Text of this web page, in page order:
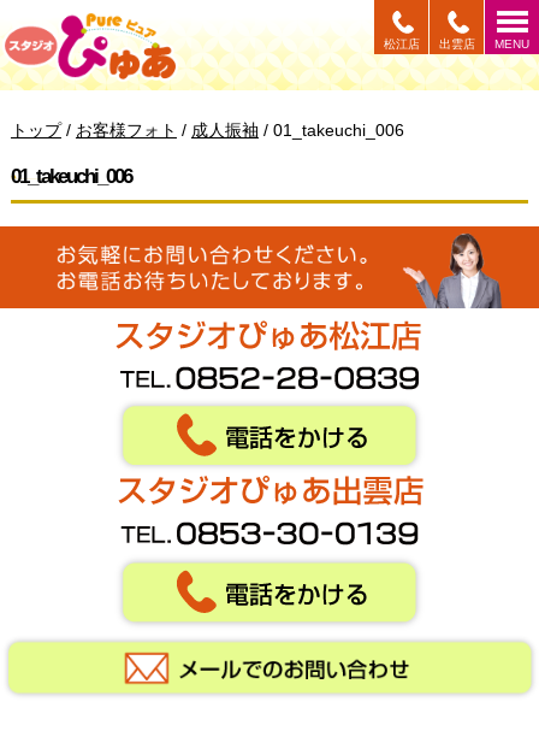
このページの本文へ
MENU
出雲店
松江店
現
の
トップ/ お客様フォト / 成人振袖 / 01_takeuchi_006
01_takeuchi_006